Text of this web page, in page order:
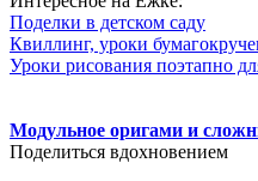
Поделки в детском саду
Квиллинг, уроки
Уроки рисования поэтапно
Модульное оригами и
Поделиться вдохновением